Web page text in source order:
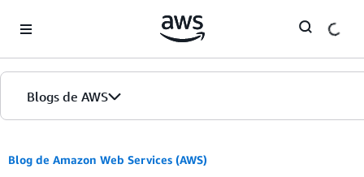
Blogs de AWS
Inicio
Blog de Amazon Web Services (AWS)